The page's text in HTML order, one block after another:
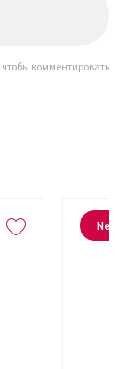
чтобы комментировать
New